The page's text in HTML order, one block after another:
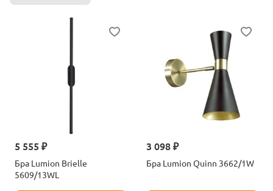
5 555 ₽
Бра Lumion Brielle
5609/13WL
3 098 ₽
Бра Lumion Quinn 3662/1W